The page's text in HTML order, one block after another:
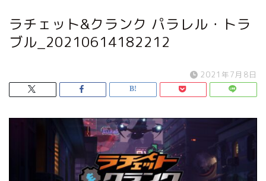
ラチェット&クランク パラレル・トラ
ブル_20210614182212
2021年7月8日